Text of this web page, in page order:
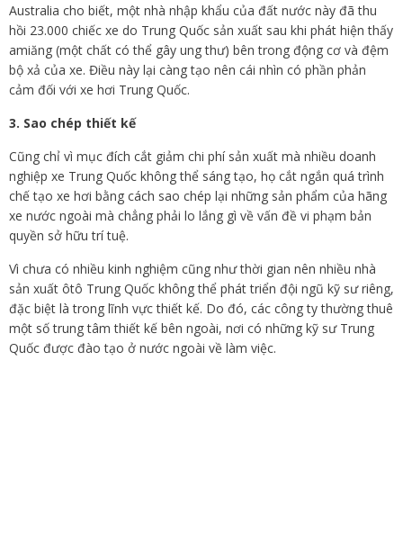
Australia cho biết, một nhà nhập khẩu của đất nước này đã thu
hồi 23.000 chiếc xe do Trung Quốc sản xuất sau khi phát hiện thấy
amiăng (một chất có thể gây ung thư) bên trong động cơ và đệm
bộ xả của xe. Điều này lại càng tạo nên cái nhìn có phần phản
cảm đối với xe hơi Trung Quốc.
3. Sao chép thiết kế
Cũng chỉ vì mục đích cắt giảm chi phí sản xuất mà nhiều doanh
nghiệp xe Trung Quốc không thể sáng tạo, họ cắt ngắn quá trình
chế tạo xe hơi bằng cách sao chép lại những sản phẩm của hãng
xe nước ngoài mà chẳng phải lo lắng gì về vấn đề vi phạm bản
quyền sở hữu trí tuệ.
Vì chưa có nhiều kinh nghiệm cũng như thời gian nên nhiều nhà
sản xuất ôtô Trung Quốc không thể phát triển đội ngũ kỹ sư riêng,
đặc biệt là trong lĩnh vực thiết kế. Do đó, các công ty thường thuê
một số trung tâm thiết kế bên ngoài, nơi có những kỹ sư Trung
Quốc được đào tạo ở nước ngoài về làm việc.